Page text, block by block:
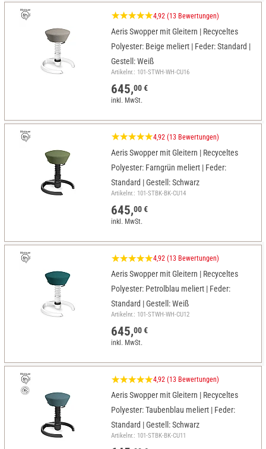
4,92 (13 Bewertungen)
Aeris Swopper mit Gleitern | Recyceltes
Polyester: Beige meliert | Feder: Standard |
Gestell: Weiß
Artikelnr.: 101-STWH-WH-CU16
645,00 €
inkl. MwSt.
4,92 (13 Bewertungen)
Aeris Swopper mit Gleitern | Recyceltes
Polyester: Farngrün meliert | Feder:
Standard | Gestell: Schwarz
Artikelnr.: 101-STBK-BK-CU14
645,00 €
inkl. MwSt.
4,92 (13 Bewertungen)
Aeris Swopper mit Gleitern | Recyceltes
Polyester: Petrolblau meliert | Feder:
Standard | Gestell: Weiß
Artikelnr.: 101-STWH-WH-CU12
645,00 €
inkl. MwSt.
4,92 (13 Bewertungen)
Aeris Swopper mit Gleitern | Recyceltes
Polyester: Taubenblau meliert | Feder:
Standard | Gestell: Schwarz
Artikelnr.: 101-STBK-BK-CU11